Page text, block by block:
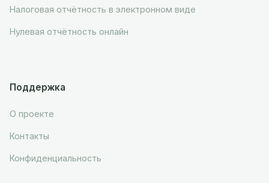
Налоговая отчётность в электронном виде
Нулевая отчётность онлайн
Поддержка
О проекте
Контакты
Конфиденциальность